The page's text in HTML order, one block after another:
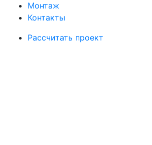
Монтаж
Контакты
Рассчитать проект